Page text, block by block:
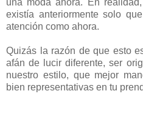
existía anteriormente solo
atención como ahora.
Quizás la razón de que esto
afán de lucir diferente, ser
nuestro estilo, que mejor
bien representativas en tu